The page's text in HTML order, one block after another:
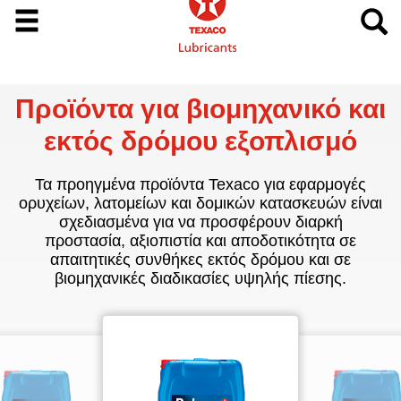
Προϊόντα για βιομηχανικό και
εκτός δρόμου εξοπλισμό
Τα προηγμένα προϊόντα Texaco για εφαρμογές
ορυχείων, λατομείων και δομικών κατασκευών είναι
σχεδιασμένα για να προσφέρουν διαρκή
προστασία, αξιοπιστία και αποδοτικότητα σε
απαιτητικές συνθήκες εκτός δρόμου και σε
βιομηχανικές διαδικασίες υψηλής πίεσης.